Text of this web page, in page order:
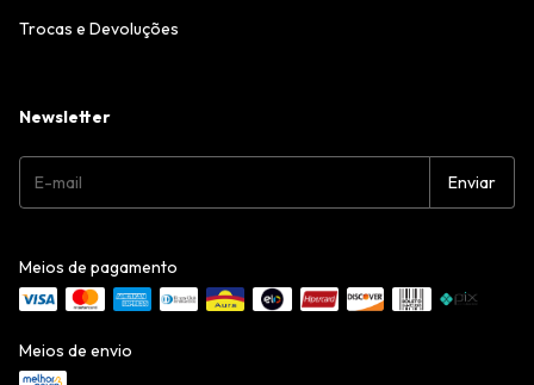
Trocas e Devoluções
Newsletter
Meios de pagamento
Meios de envio